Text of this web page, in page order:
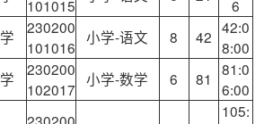
101015
6
230200
101016
小学-语文 8 42 42:0
8:00
230200
102017
小学-数学 6 81
81:0
6:00
105: